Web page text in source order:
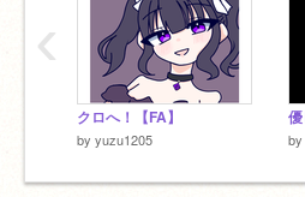
クロへ！【FA】
by yuzu1205 by
‹